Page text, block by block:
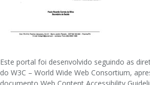
Este portal foi desenvolvido seguindo as
do W3C – World Wide Web Consortium,